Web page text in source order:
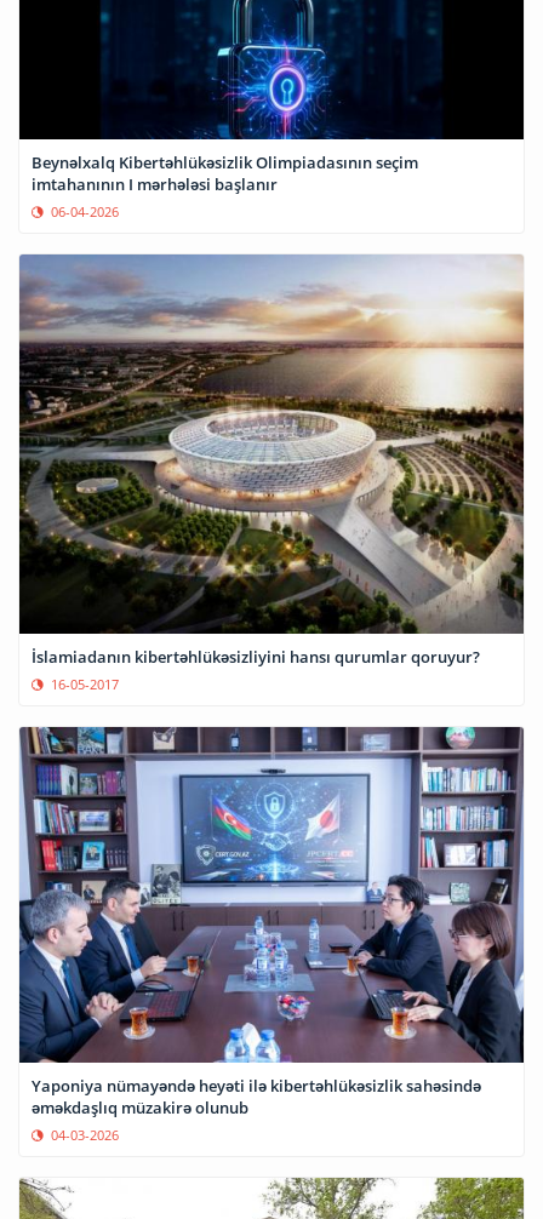
Beynəlxalq Kibertəhlükəsizlik Olimpiadasının seçim
imtahanının I mərhələsi başlanır
06-04-2026
İslamiadanın kibertəhlükəsizliyini hansı qurumlar qoruyur?
16-05-2017
Yaponiya nümayəndə heyəti ilə kibertəhlükəsizlik sahəsində
əməkdaşlıq müzakirə olunub
04-03-2026